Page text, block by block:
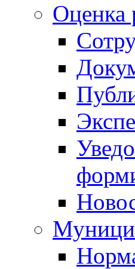
Оценка